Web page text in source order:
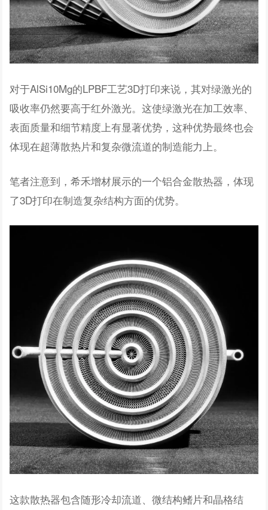
对于AlSi10Mg的LPBF工艺3D打印来说，其对绿激光的
吸收率仍然要高于红外激光。这使绿激光在加工效率、
表面质量和细节精度上有显著优势，这种优势最终也会
体现在超薄散热片和复杂微流道的制造能力上。
笔者注意到，希禾增材展示的一个铝合金散热器，体现
了3D打印在制造复杂结构方面的优势。
这款散热器包含随形冷却流道、微结构鳍片和晶格结